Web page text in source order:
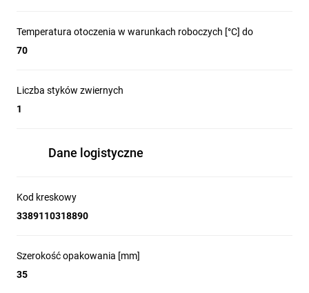
Temperatura otoczenia w warunkach roboczych [°C] do
70
Liczba styków zwiernych
1
Dane logistyczne
Kod kreskowy
3389110318890
Szerokość opakowania [mm]
35